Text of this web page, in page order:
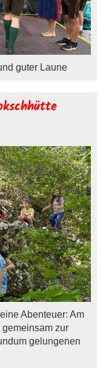
guter Laune
Abenteuer: Am
zur
gelungenen